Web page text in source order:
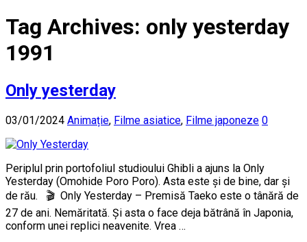
Tag Archives: only yesterday
1991
Only yesterday
03/01/2024 Animație, Filme asiatice, Filme japoneze 0
Periplul prin portofoliul studioului Ghibli a ajuns la Only
Yesterday (Omohide Poro Poro). Asta este și de bine, dar și
de rău. 🎬 Only Yesterday – Premisă Taeko este o tânără de
27 de ani. Nemăritată. Și asta o face deja bătrână în Japonia,
conform unei replici neavenite. Vrea …